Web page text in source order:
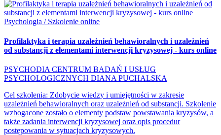
Psychologia / Szkolenie online
Profilaktyka i terapia uzależnień behawioralnych i uzależnień
od substancji z elementami interwencji kryzysowej - kurs online
PSYCHODIA CENTRUM BADAŃ I USŁUG
PSYCHOLOGICZNYCH DIANA PUCHALSKA
Cel szkolenia: Zdobycie wiedzy i umiejętności w zakresie
uzależnień behawioralnych oraz uzależnień od substancji. Szkolenie
wzbogacone zostało o elementy podstaw powstawania kryzysów, a
także zadania interwencji kryzysowej oraz opis procedur
postępowania w sytuacjach kryzysowych.